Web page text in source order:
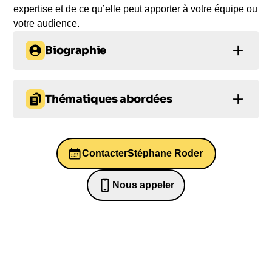
expertise et de ce qu’elle peut apporter à votre équipe ou
votre audience.
Biographie
intelligence artificielle, avec une carrière
impressionnante dans le domaine du mobile, du
que cofondateur de la société e-Brands, filiale du
groupe Vivendi Universal, il a levé des fonds,
ouvert des bureaux dans le monde entier et conclu
des accords avec de nombreux opérateurs
mobiles, faisant de Streamezzo un leader du Rich
Thématiques abordées
Leadership Management
Management intergénérationnel
ContacterStéphane Roder
Nous appeler
0652698481